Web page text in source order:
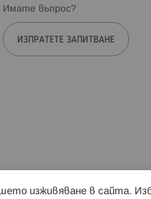
Имате въпрос?
ИЗПРАТЕТЕ ЗАПИТВАНЕ
изживяване в сайта.